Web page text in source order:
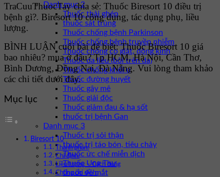
Danh mục 2
Thuốc thải ghép
thuốc sát trùng
Thuốc chống bệnh Parkinson
Thuốc chống bệnh truyền nhiễm
Thuốc chống co giật, động kinh
Thuốc da liễu (bôi trên da)
Thuốc chống khối u
Thuốc đường huyết
Thuốc gây mê
Thuốc giải độc
Thuốc giảm đau & hạ sốt
thuốc trị bệnh Gan
Danh mục 3
Thuốc trị sỏi thận
thuốc trị táo bón, tiêu chảy
Thuốc ức chế miễn dịch
Thuốc Ung Thư
thuốc về mắt
TraCuuThuocTay chia sẻ: Thuốc Biresort 10 điều trị
bệnh gì?. Biresort 10 công dụng, tác dụng phụ, liều
lượng.
BÌNH LUẬN cuối bài để biết: Thuốc Biresort 10 giá
bao nhiêu? mua ở đâu? Tp HCM, Hà Nội, Cần Thơ,
Bình Dương, Đồng Nai, Đà Nẵng. Vui lòng tham khảo
các chi tiết dưới đây.
Mục lục
Biresort 10
Thành phần:
Chỉ định:
Liều lượng – Cách dùng
Chống chỉ định: